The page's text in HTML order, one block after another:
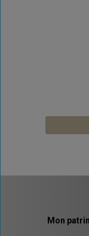
Mon